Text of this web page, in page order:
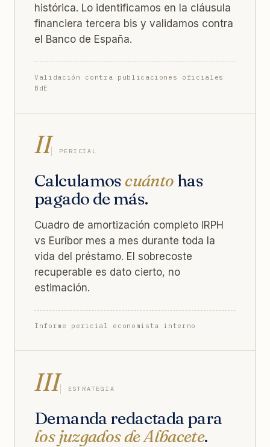
histórica. Lo identificamos en la cláusula
financiera tercera bis y validamos contra
el Banco de España.
Validación contra publicaciones oficiales
BdE
II PERICIAL
Calculamos cuánto has
pagado de más.
Cuadro de amortización completo IRPH
vs Euríbor mes a mes durante toda la
vida del préstamo. El sobrecoste
recuperable es dato cierto, no
estimación.
Informe pericial economista interno
III ESTRATEGIA
Demanda redactada para
los juzgados de Albacete.